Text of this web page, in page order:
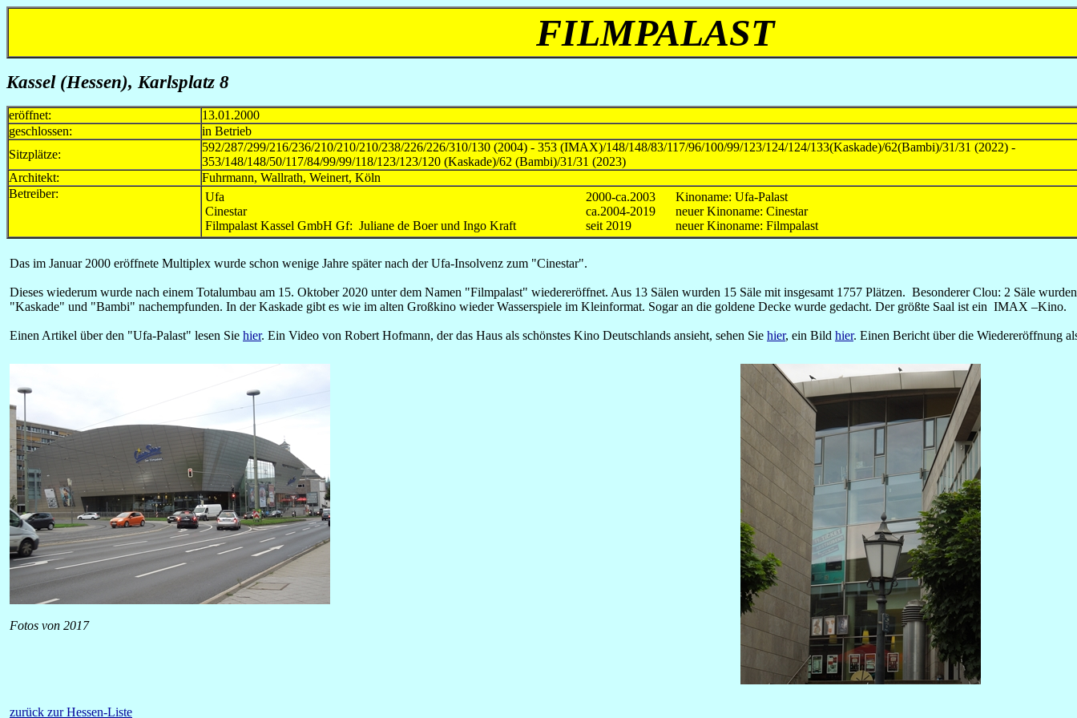
FILMPALAST
Kassel (Hessen), Karlsplatz 8
eröffnet:
13.01.2000
geschlossen:
in Betrieb
Sitzplätze:
592/287/299/216/236/210/210/210/238/226/226/310/130 (2004) - 353 (IMAX)/148/148/83/117/96/100/99/123/124/124/133(Kaskade)/62(Bambi)/31/31 (2022) -
353/148/148/50/117/84/99/99/118/123/123/120 (Kaskade)/62 (Bambi)/31/31 (2023)
Architekt:
Fuhrmann, Wallrath, Weinert, Köln
Betreiber:
Ufa
Cinestar
Filmpalast Kassel GmbH Gf: Juliane de Boer und Ingo Kraft
2000-ca.2003
ca.2004-2019
seit 2019
Kinoname: Ufa-Palast
neuer Kinoname: Cinestar
neuer Kinoname: Filmpalast
Das im Januar 2000 eröffnete Multiplex wurde schon wenige Jahre später nach der Ufa-Insolvenz zum "Cinestar".
Dieses wiederum wurde nach einem Totalumbau am 15. Oktober 2020 unter dem Namen "Filmpalast" wiedereröffnet. Aus 13 Sälen wurden 15 Säle mit insgesamt 1757 Plätzen. Besonderer Clou: 2 Säle
"Kaskade" und "Bambi" nachempfunden. In der Kaskade gibt es wie im alten Großkino wieder Wasserspiele im Kleinformat. Sogar an die goldene Decke wurde gedacht. Der größte Saal ist ein IMAX –Kino.
Einen Artikel über den "Ufa-Palast" lesen Sie hier. Ein Video von Robert Hofmann, der das Haus als schönstes Kino Deutschlands ansieht, sehen Sie hier, ein Bild hier. Einen Bericht über die Wiedereröffnung
Fotos von 2017
zurück zur Hessen-Liste